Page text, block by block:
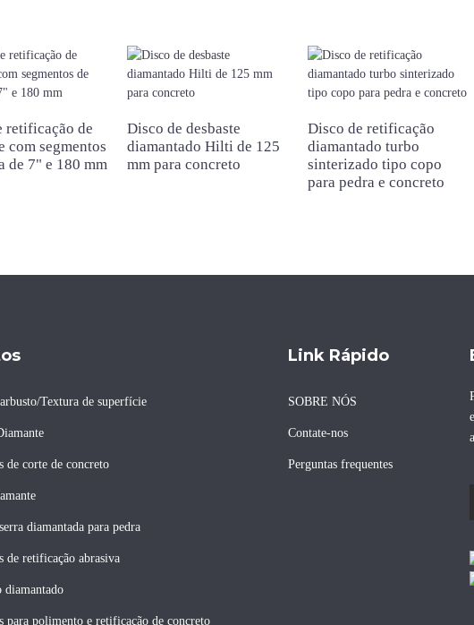
retificação de
com segmentos
de 7" e 180 mm
Disco de desbaste
diamantado Hilti de 125
mm para concreto
Disco de retificação
diamantado turbo
sinterizado tipo copo
para pedra e concreto
Textura de superfície
de corte de concreto
diamantada para pedra
de retificação abrasiva
diamantado
para polimento e retificação de concreto
Link Rápido
SOBRE NÓS
Contate-nos
Perguntas frequentes